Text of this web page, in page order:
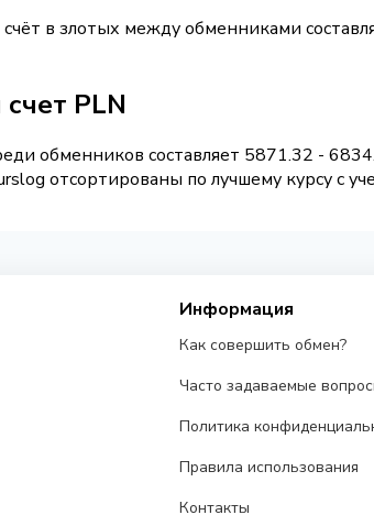
в злотых между обменниками
PLN
обменников составляет 5871.32 -
отсортированы по лучшему курсу с
Информация
Как совершить обмен?
Часто задаваемые
Политика
Правила использования
Контакты